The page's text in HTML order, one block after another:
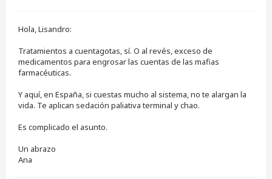
a
e
s
i
n
e
e
r
Hola, Lisandro:
Tratamientos a cuentagotas, sí. O al revés, exceso de
medicamentos para engrosar las cuentas de las mafias
farmacéuticas.
Y aquí, en España, si cuestas mucho al sistema, no te alargan la
vida. Te aplican sedación paliativa terminal y chao.
Es complicado el asunto.
Un abrazo
Ana